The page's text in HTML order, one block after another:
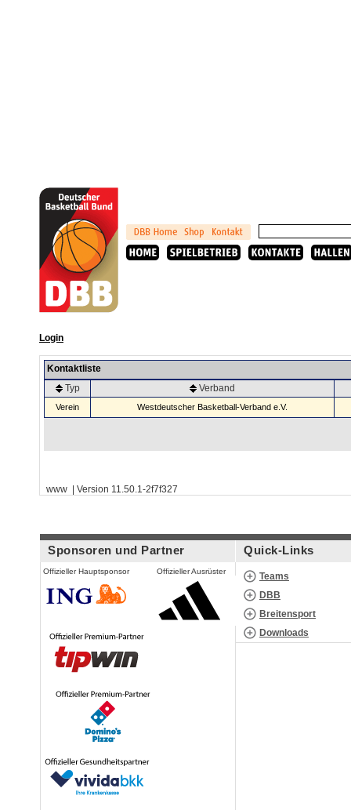
Login
Kontaktliste
Typ
Verband
Verein Westdeutscher Basketball-Verband e.V.
www | Version 11.50.1-2f7f327
Sponsoren und Partner
Offizieller Hauptsponsor Offizieller Ausrüster
Quick-Links
Teams
DBB
Breitensport
Downloads